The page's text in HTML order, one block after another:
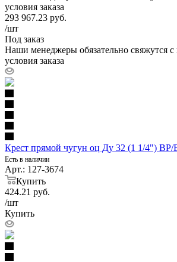
условия заказа
293 967.23 руб.
/шт
Под заказ
Наши менеджеры обязательно свяжутся с
условия заказа
Крест прямой чугун оц Ду 32 (1 1/4")
Есть в наличии
Арт.: 127-3674
Купить
424.21 руб.
/шт
Купить